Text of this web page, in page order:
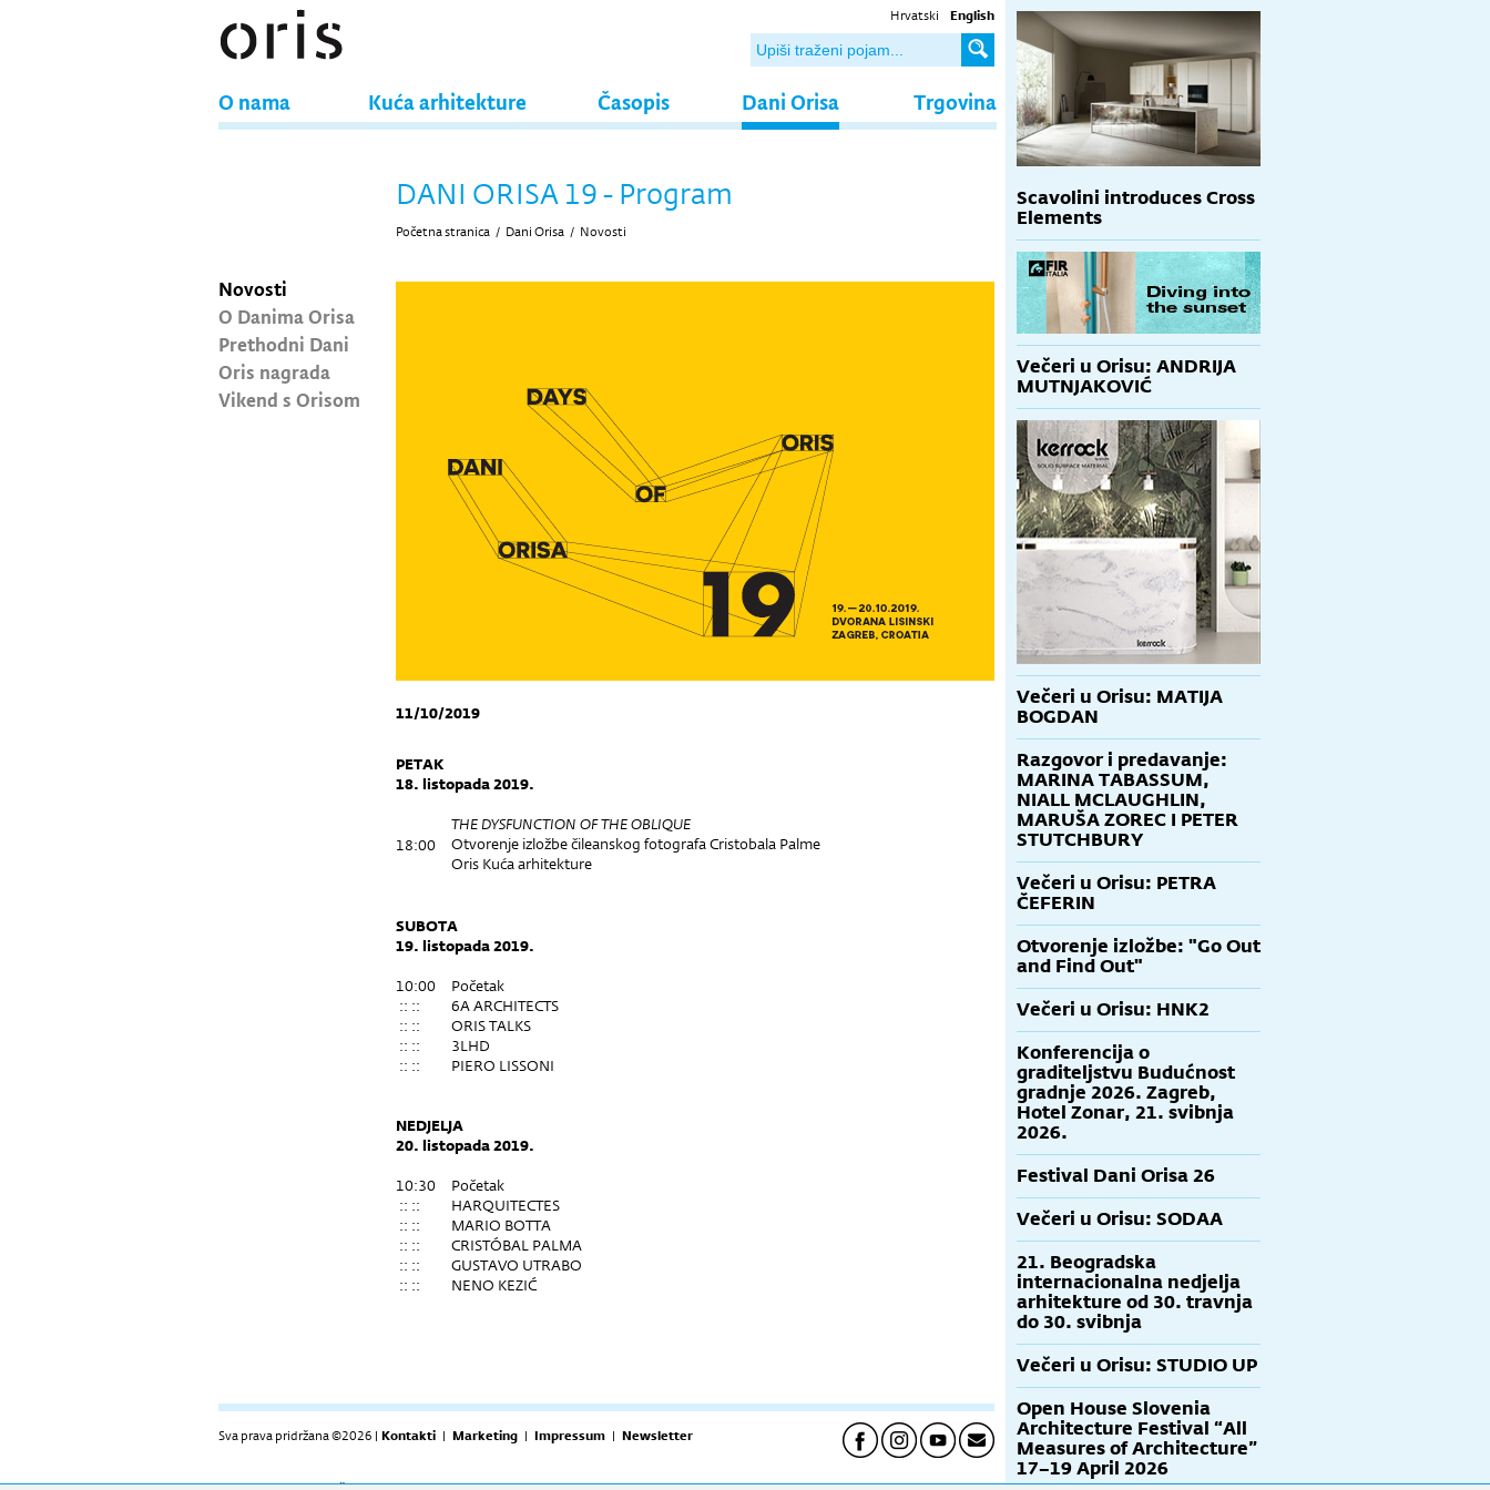
Hrvatski English
O nama Kuća arhitekture Časopis Dani Orisa Trgovina
Novosti
O Danima Orisa
Prethodni Dani
Oris nagrada
Vikend s Orisom
DANI ORISA 19 - Program
Početna stranica / Dani Orisa / Novosti
11/10/2019
PETAK
18. listopada 2019.
18:00
THE DYSFUNCTION OF THE OBLIQUE
Otvorenje izložbe čileanskog fotografa Cristobala Palme
Oris Kuća arhitekture
SUBOTA
19. listopada 2019.
10:00
Početak
:: ::
6A ARCHITECTS
:: ::
ORIS TALKS
:: ::
3LHD
:: ::
PIERO LISSONI
NEDJELJA
20. listopada 2019.
10:30
Početak
:: ::
HARQUITECTES
:: ::
MARIO BOTTA
:: ::
CRISTÓBAL PALMA
:: ::
GUSTAVO UTRABO
:: ::
NENO KEZIĆ
Sva prava pridržana ©2026 | Kontakti | Marketing | Impressum | Newsletter
Scavolini introduces Cross
Elements
Večeri u Orisu: ANDRIJA
MUTNJAKOVIĆ
Večeri u Orisu: MATIJA
BOGDAN
Razgovor i predavanje:
MARINA TABASSUM,
NIALL MCLAUGHLIN,
MARUŠA ZOREC I PETER
STUTCHBURY
Večeri u Orisu: PETRA
ČEFERIN
Otvorenje izložbe: "Go Out
and Find Out"
Večeri u Orisu: HNK2
Konferencija o
graditeljstvu Budućnost
gradnje 2026. Zagreb,
Hotel Zonar, 21. svibnja
2026.
Festival Dani Orisa 26
Večeri u Orisu: SODAA
21. Beogradska
internacionalna nedjelja
arhitekture od 30. travnja
do 30. svibnja
Večeri u Orisu: STUDIO UP
Open House Slovenia
Architecture Festival “All
Measures of Architecture”
17–19 April 2026